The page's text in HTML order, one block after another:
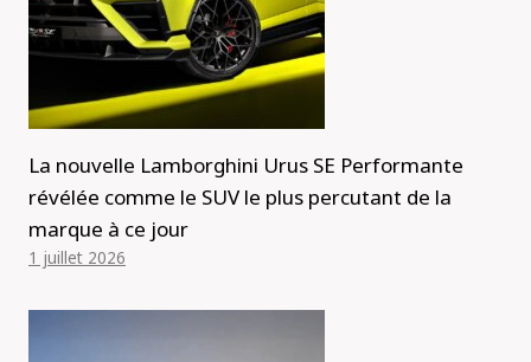
La nouvelle Lamborghini Urus SE Performante
révélée comme le SUV le plus percutant de la
marque à ce jour
1 juillet 2026